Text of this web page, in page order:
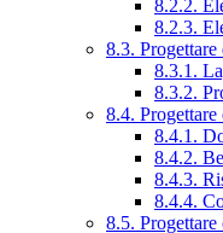
8.2.2.
8.2.3.
8.3. Progettare
8.3.1.
8.3.2.
8.4.
8.4.1.
8.4.2.
8.4.3.
8.4.4.
8.5.